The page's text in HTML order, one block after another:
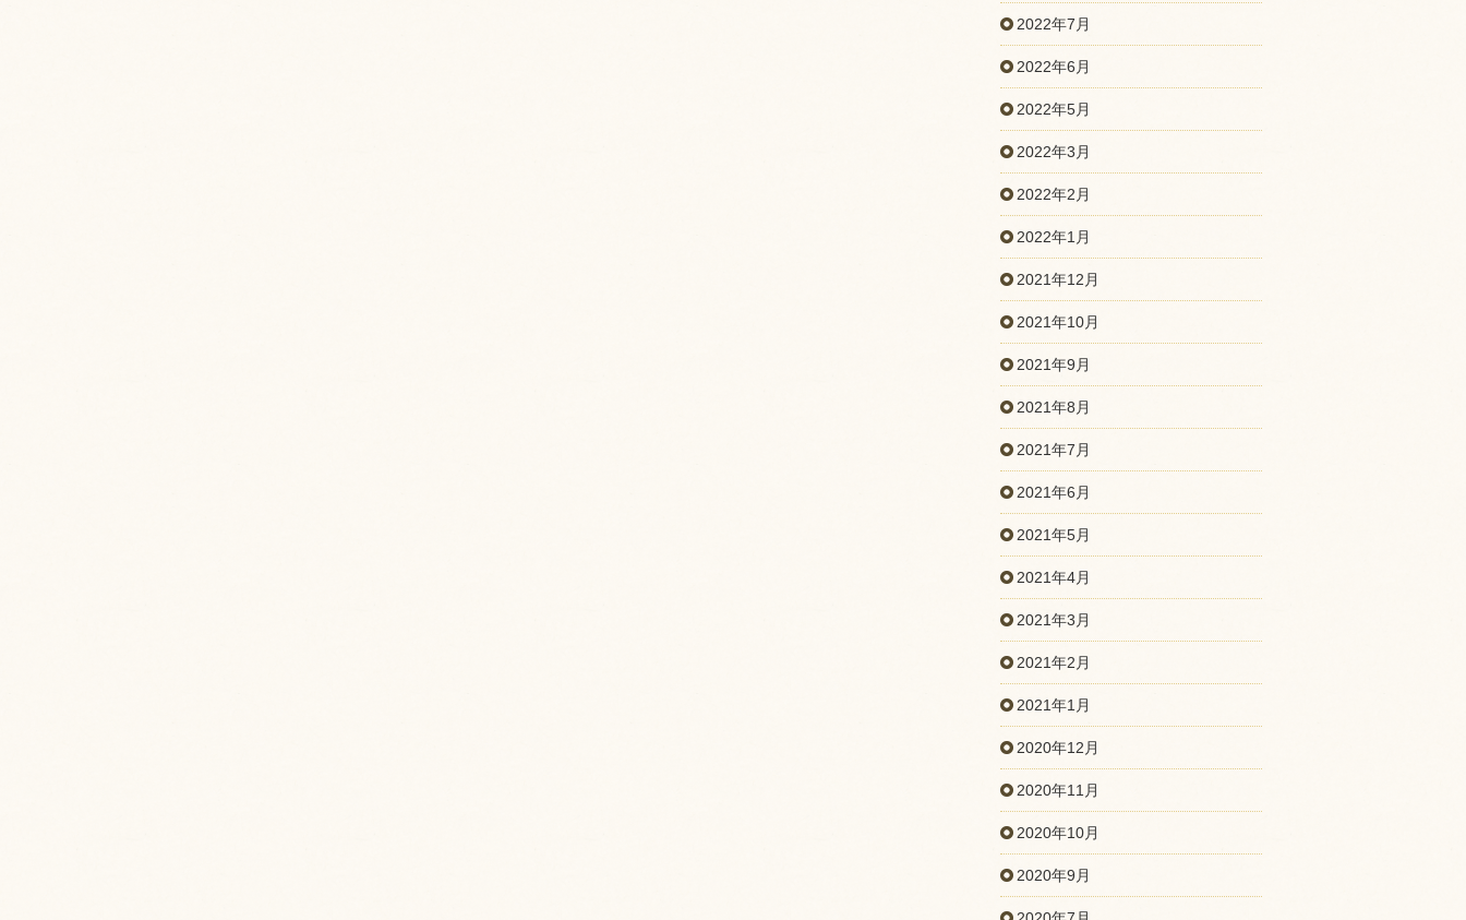
2022年7月
2022年6月
2022年5月
2022年3月
2022年2月
2022年1月
2021年12月
2021年10月
2021年9月
2021年8月
2021年7月
2021年6月
2021年5月
2021年4月
2021年3月
2021年2月
2021年1月
2020年12月
2020年11月
2020年10月
2020年9月